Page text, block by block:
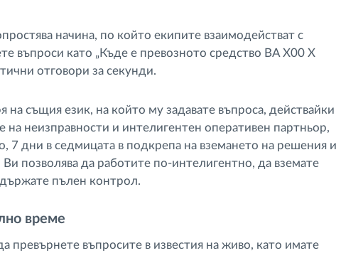
начина, по който екипите взаимодействат с
въпроси като „Къде е превозното средство BA X00 X
отговори за секунди.
на същия език, на който му задавате въпроса, действайки
на неизправности и интелигентен оперативен партньор,
7 дни в седмицата в подкрепа на вземането на решения и
позволява да работите по-интелигентно, да вземате
пълен контрол.
време
превърнете въпросите в известия на живо, като имате